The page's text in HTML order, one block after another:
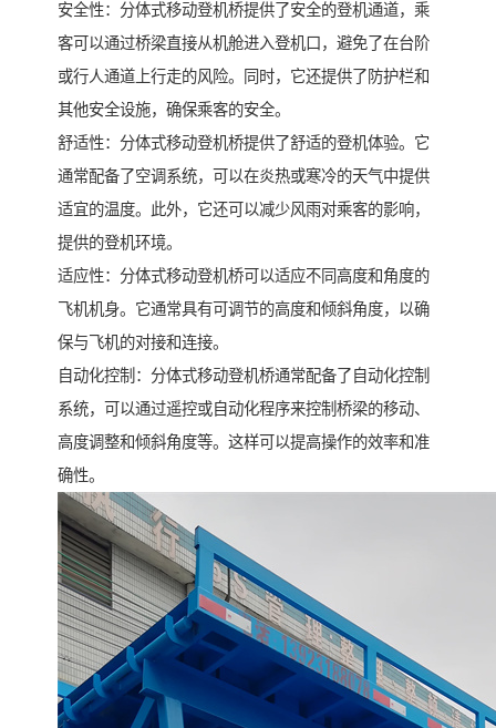
安全性：分体式移动登机桥提供了安全的登机通道，乘
客可以通过桥梁直接从机舱进入登机口，避免了在台阶
或行人通道上行走的风险。同时，它还提供了防护栏和
其他安全设施，确保乘客的安全。
舒适性：分体式移动登机桥提供了舒适的登机体验。它
通常配备了空调系统，可以在炎热或寒冷的天气中提供
适宜的温度。此外，它还可以减少风雨对乘客的影响，
提供的登机环境。
适应性：分体式移动登机桥可以适应不同高度和角度的
飞机机身。它通常具有可调节的高度和倾斜角度，以确
保与飞机的对接和连接。
自动化控制：分体式移动登机桥通常配备了自动化控制
系统，可以通过遥控或自动化程序来控制桥梁的移动、
高度调整和倾斜角度等。这样可以提高操作的效率和准
确性。